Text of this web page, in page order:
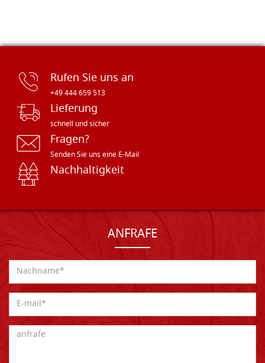
Rufen Sie uns an
+49 444 659 513
Lieferung
schnell und sicher
Fragen?
Senden Sie uns eine E-Mail
Nachhaltigkeit
ANFRAFE